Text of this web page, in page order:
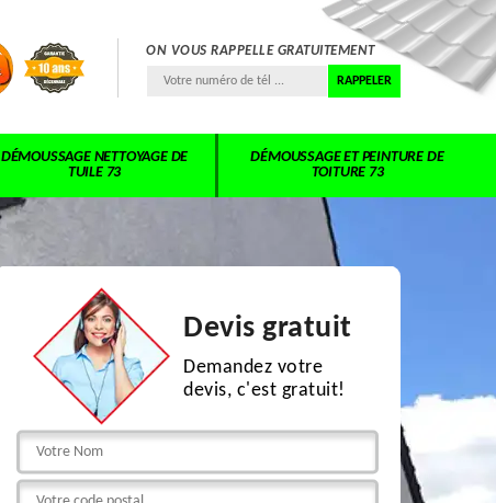
ON VOUS RAPPELLE GRATUITEMENT
DÉMOUSSAGE NETTOYAGE DE
TUILE 73
DÉMOUSSAGE ET PEINTURE DE
TOITURE 73
Devis gratuit
Demandez votre
devis, c'est gratuit!